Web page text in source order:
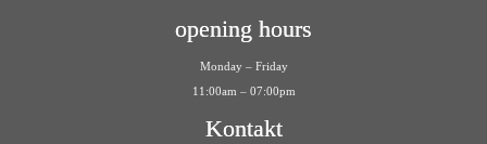
opening hours
Monday – Friday
11:00am – 07:00pm
Kontakt